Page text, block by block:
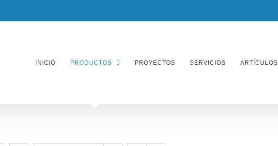
INICIO PRODUCTOS PROYECTOS SERVICIOS ARTÍCULOS